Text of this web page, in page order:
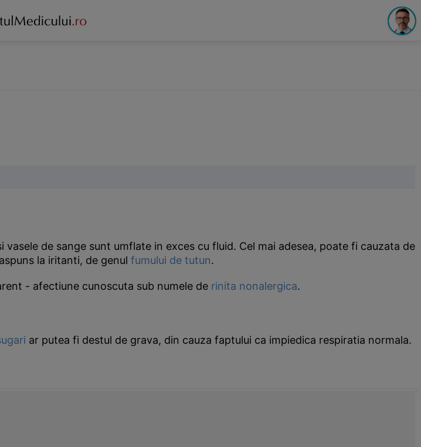
de sange sunt umflate in exces cu fluid. Cel mai adesea, poate fi cauzata de
la iritanti, de genul fumului de tutun.
- afectiune cunoscuta sub numele de rinita nonalergica.
ar putea fi destul de grava, din cauza faptului ca impiedica respiratia normala.